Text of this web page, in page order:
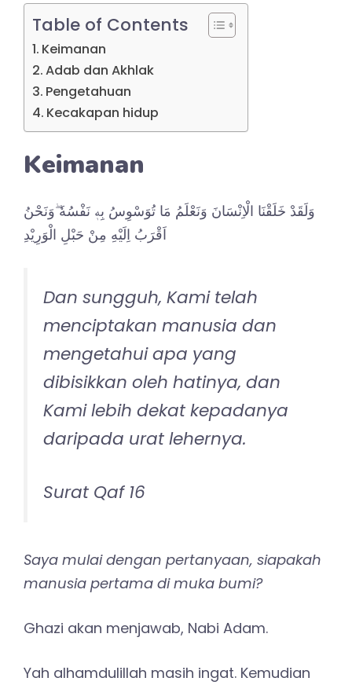
Table of Contents
Keimanan
Adab dan Akhlak
Pengetahuan
Kecakapan hidup
Keimanan
وَلَقَدْ خَلَقْنَا الْاِنْسَانَ وَنَعْلَمُ مَا تُوَسْوِسُ بِهٖ نَفْسُهٗ ۖوَنَحْنُ
اَقْرَبُ اِلَيْهِ مِنْ حَبْلِ الْوَرِيْدِ
Dan sungguh, Kami telah
menciptakan manusia dan
mengetahui apa yang
dibisikkan oleh hatinya, dan
Kami lebih dekat kepadanya
daripada urat lehernya.
Surat Qaf 16
Saya mulai dengan pertanyaan, siapakah
manusia pertama di muka bumi?
Ghazi akan menjawab, Nabi Adam.
Yah alhamdulillah masih ingat. Kemudian